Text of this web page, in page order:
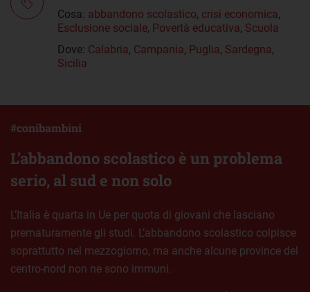
Cosa: abbandono scolastico, crisi economica,
Esclusione sociale, Povertà educativa, Scuola
Dove: Calabria, Campania, Puglia, Sardegna,
Sicilia
L’abbandono scolastico è un problema
serio, al sud e non solo
#conibambini
L’Italia è quarta in Ue per quota di giovani che lasciano
prematuramente gli studi. L’abbandono scolastico colpisce
soprattutto nel mezzogiorno, ma anche alcune province del
centro-nord non ne sono immuni.